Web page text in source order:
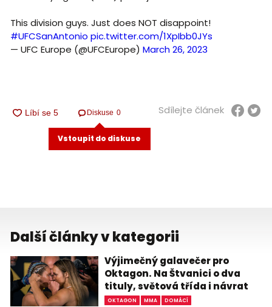
This division guys. Just does NOT disappoint!
#UFCSanAntonio pic.twitter.com/1XpIbb0JYs
— UFC Europe (@UFCEurope) March 26, 2023
Diskuse 0
Vstoupit do diskuse
Sdílejte článek
Další články v kategorii
Výjimečný galavečer pro
Oktagon. Na Štvanici o dva
tituly, světová třída i návrat
OKTAGON MMA DOMÁCÍ